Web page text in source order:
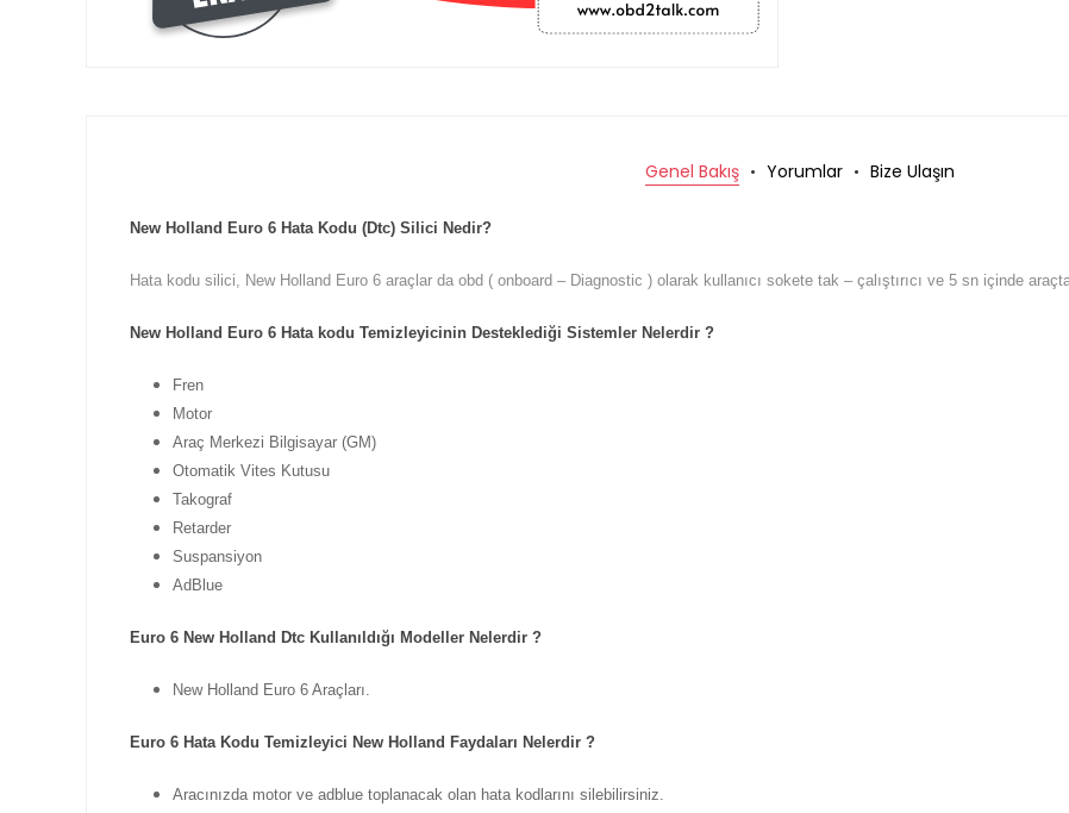
Genel Bakış Yorumlar Bize Ulaşın
New Holland Euro 6 Hata Kodu (Dtc) Silici Nedir?
Hata kodu silici, New Holland Euro 6 araçlar da obd ( onboard – Diagnostic ) olarak kullanıcı sokete tak – çalıştırıcı ve 5 sn içinde
New Holland Euro 6 Hata kodu Temizleyicinin Desteklediği Sistemler Nelerdir ?
Fren
Motor
Araç Merkezi Bilgisayar (GM)
Otomatik Vites Kutusu
Takograf
Retarder
Suspansiyon
AdBlue
Euro 6 New Holland Dtc Kullanıldığı Modeller Nelerdir ?
New Holland Euro 6 Araçları.
Euro 6 Hata Kodu Temizleyici New Holland Faydaları Nelerdir ?
Aracınızda motor ve adblue toplanacak olan hata kodlarını silebilirsiniz.